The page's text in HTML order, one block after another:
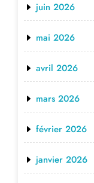
juin 2026
mai 2026
avril 2026
mars 2026
février 2026
janvier 2026